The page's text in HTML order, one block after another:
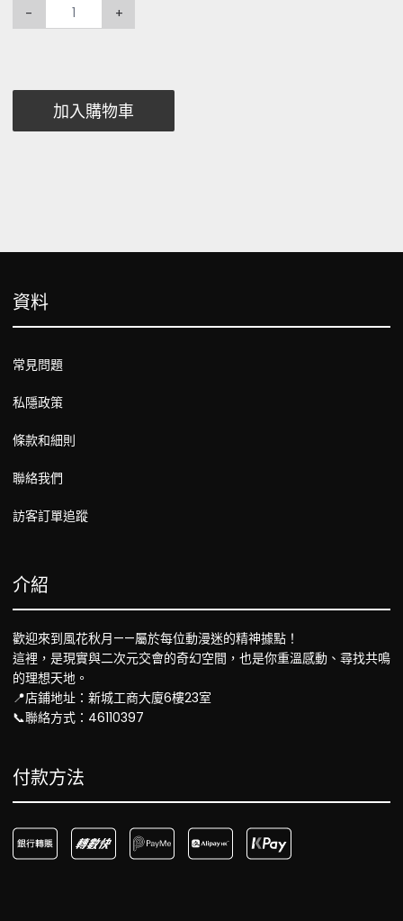
- +
加入購物車
資料
常見問題
私隱政策
條款和細則
聯絡我們
訪客訂單追蹤
介紹
歡迎來到風花秋月——屬於每位動漫迷的精神據點！
這裡，是現實與二次元交會的奇幻空間，也是你重溫感動、尋找共鳴
的理想天地。
📍店鋪地址：新城工商大廈6樓23室
📞聯絡方式：46110397
付款方法